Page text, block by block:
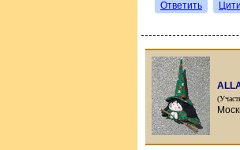
Ответить